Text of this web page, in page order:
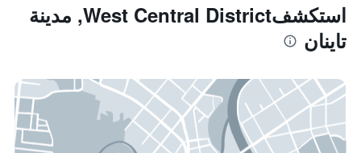
استكشفWest Central District, مدينة
تاينان